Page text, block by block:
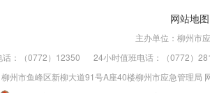
网站地图
主办单位：柳州市
话：（0772）12350
24小时值班电话：（0772）
州市鱼峰区新柳大道91号A座40楼柳州市应急管理局